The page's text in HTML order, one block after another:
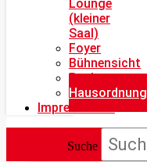
Lounge
(kleiner
Saal)
Foyer
Bühnensicht
Buchung
Hausordnung
Impressionen
Suche